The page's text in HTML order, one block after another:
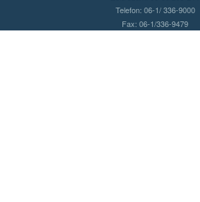
Telefon: 06-1/ 336-9000
Fax: 06-1/336-9479